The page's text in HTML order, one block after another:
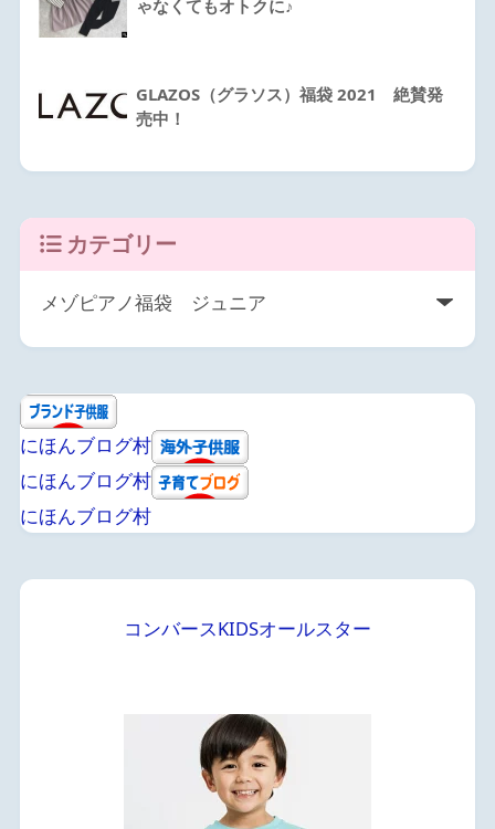
ゃなくてもオトクに♪
GLAZOS（グラソス）福袋 2021 絶賛発
売中！
カテゴリー
にほんブログ村
にほんブログ村
にほんブログ村
コンバースKIDSオールスター